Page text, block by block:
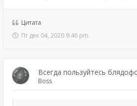
Цитата
Пт дек 04, 2020 9:46 pm
Всегда пользуйтесь
Boss